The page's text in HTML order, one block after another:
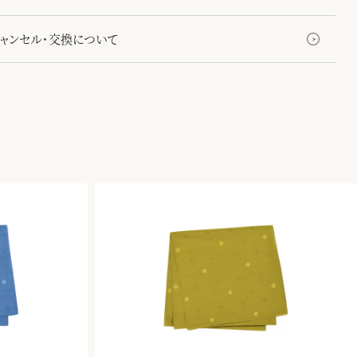
ンセル・交換について